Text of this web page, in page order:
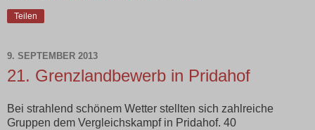
Teilen
9. SEPTEMBER 2013
21. Grenzlandbewerb in Pridahof
Bei strahlend schönem Wetter stellten sich zahlreiche
Gruppen dem Vergleichskampf in Pridahof. 40